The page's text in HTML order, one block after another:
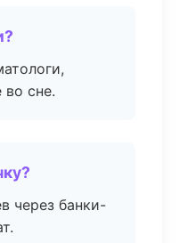
во сне.
через банки-